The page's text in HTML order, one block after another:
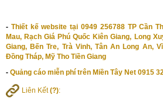
- Thiết kế website tại 0949 256788 TP Cần
Mau, Rạch Giá Phú Quốc Kiên Giang, Long
Giang, Bến Tre, Trà Vinh, Tân An Long An,
Đồng Tháp, Mỹ Tho Tiền Giang
- Quảng cáo miễn phí trên Miền Tây Net 0915
Liên Kết(?):